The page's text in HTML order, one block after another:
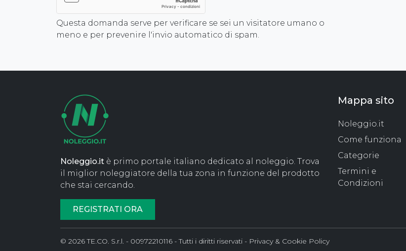
Questa domanda serve per verificare se sei un visitatore umano o
meno e per prevenire l'invio automatico di spam.
Noleggio.it è primo portale italiano dedicato al noleggio. Trova
il miglior noleggiatore della tua zona in funzione del prodotto
che stai cercando.
REGISTRATI ORA
Mappa sito
Noleggio.it
Come funziona
Categorie
Termini e
Condizioni
© 2026 TE.CO. S.r.l. - 00972210116 - Tutti i diritti riservati - Privacy & Cookie Policy